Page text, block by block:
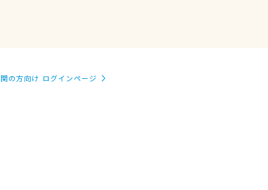
の方向け ログインページ